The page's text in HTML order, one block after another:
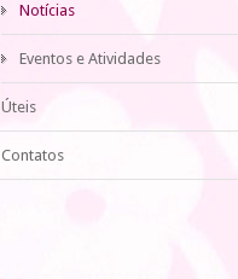
Notícias
Eventos e Atividades
Úteis
Contatos